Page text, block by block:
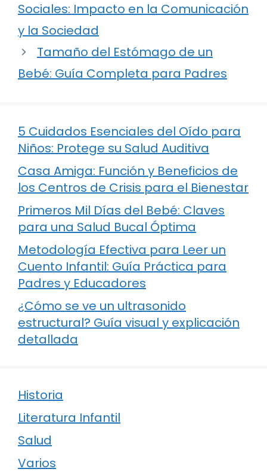
Sociales: Impacto en la Comunicación
y la Sociedad
Tamaño del Estómago de un
Bebé: Guía Completa para Padres
5 Cuidados Esenciales del Oído para
Niños: Protege su Salud Auditiva
Casa Amiga: Función y Beneficios de
los Centros de Crisis para el Bienestar
Primeros Mil Días del Bebé: Claves
para una Salud Bucal Óptima
Metodología Efectiva para Leer un
Cuento Infantil: Guía Práctica para
Padres y Educadores
¿Cómo se ve un ultrasonido
estructural? Guía visual y explicación
detallada
Historia
Literatura Infantil
Salud
Varios